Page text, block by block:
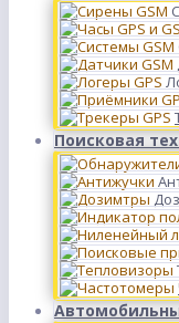
Поисковая